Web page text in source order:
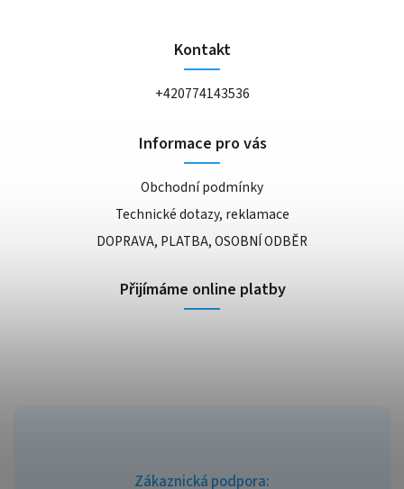
Zákaznická podpora:
Kontakt
+420774143536
Informace pro vás
Obchodní podmínky
Technické dotazy, reklamace
DOPRAVA, PLATBA, OSOBNÍ ODBĚR
Přijímáme online platby